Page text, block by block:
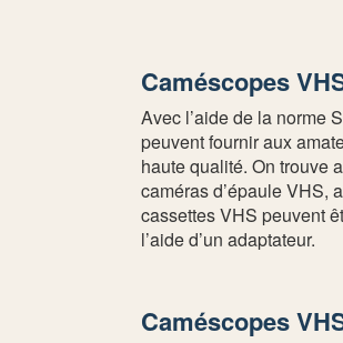
Caméscopes
Avec l’aide de la norme
peuvent fournir aux
haute qualité. On trouve
caméras d’épaule VHS,
cassettes VHS peuvent
l’aide d’un adaptateur.
Caméscopes